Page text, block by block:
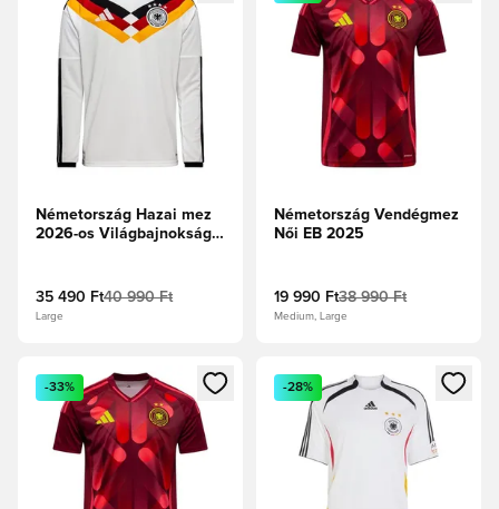
Németország Hazai mez
2026-os Világbajnokság
35 490 Ft40 990 Ft
Large
Németország Vendégmez
Női EB 2025
19 990 Ft38 990 Ft
Medium, Large
Megnyit egy modált a bejelentkezéshez vagy a tagként
-33%
Megnyit egy modált a
-28%